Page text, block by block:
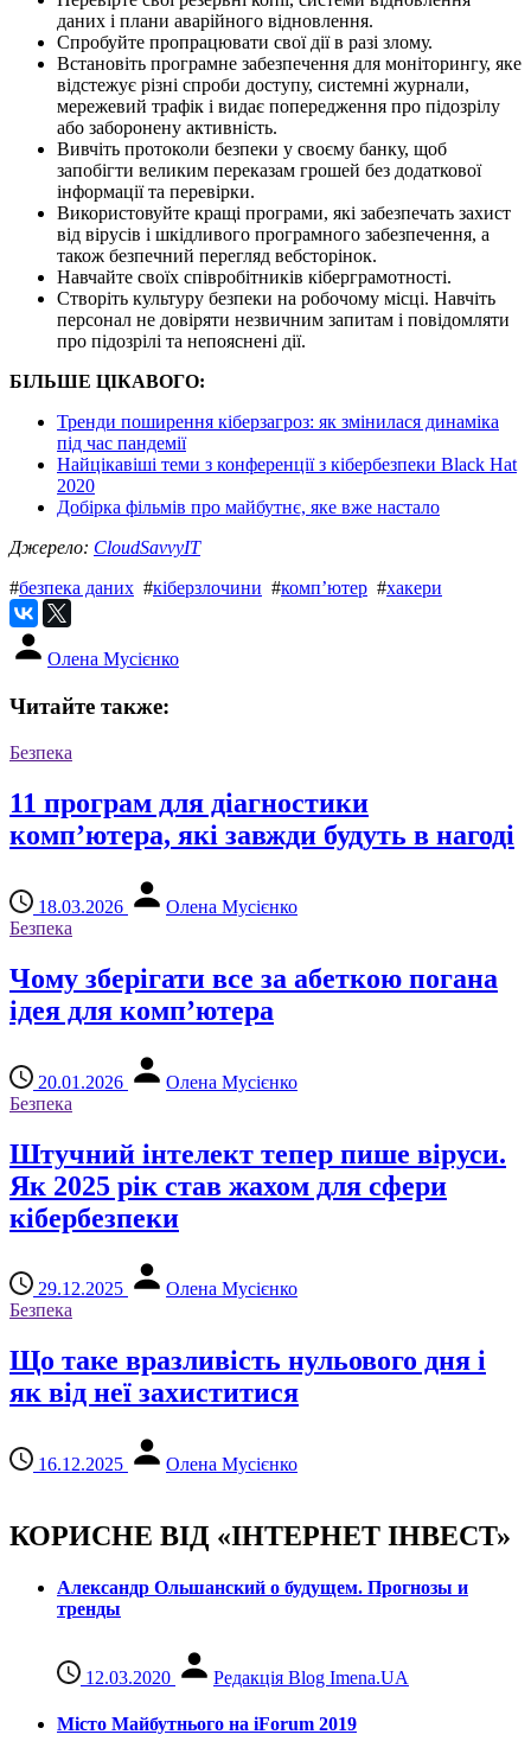
даних і плани аварійного відновлення.
Спробуйте пропрацювати свої дії в разі злому.
Встановіть програмне забезпечення для моніторингу, яке
відстежує різні спроби доступу, системні журнали,
мережевий трафік і видає попередження про підозрілу
або заборонену активність.
Вивчіть протоколи безпеки у своєму банку, щоб
запобігти великим переказам грошей без додаткової
інформації та перевірки.
Використовуйте кращі програми, які забезпечать захист
від вірусів і шкідливого програмного забезпечення, а
також безпечний перегляд вебсторінок.
Навчайте своїх співробітників кіберграмотності.
Створіть культуру безпеки на робочому місці. Навчіть
персонал не довіряти незвичним запитам і повідомляти
про підозрілі та непояснені дії.
БІЛЬШЕ ЦІКАВОГО:
Тренди поширення кіберзагроз: як змінилася динаміка
під час пандемії
Найцікавіші теми з конференції з кібербезпеки Black Hat
2020
Добірка фільмів про майбутнє, яке вже настало
Джерело: CloudSavvyIT
#безпека даних #кіберзлочини #комп’ютер #хакери
Олена Мусієнко
Читайте также:
Безпека
11 програм для діагностики
комп’ютера, які завжди будуть в нагоді
18.03.2026
Олена Мусієнко
Безпека
Чому зберігати все за абеткою погана
ідея для комп’ютера
20.01.2026
Олена Мусієнко
Безпека
Штучний інтелект тепер пише віруси.
Як 2025 рік став жахом для сфери
кібербезпеки
29.12.2025
Олена Мусієнко
Безпека
Що таке вразливість нульового дня і
як від неї захиститися
16.12.2025 Олена Мусієнко
КОРИСНЕ ВІД «ІНТЕРНЕТ ІНВЕСТ»
Александр Ольшанский о будущем. Прогнозы и
тренды
12.03.2020 Редакція Blog Imena.UA
Місто Майбутнього на iForum 2019